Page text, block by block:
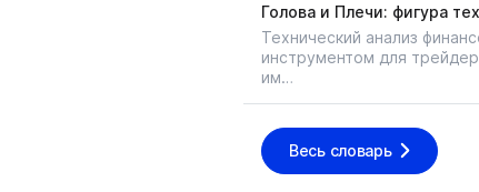
Голова и Плечи: фигура
Технический анализ
инструментом для
им…
Весь словарь